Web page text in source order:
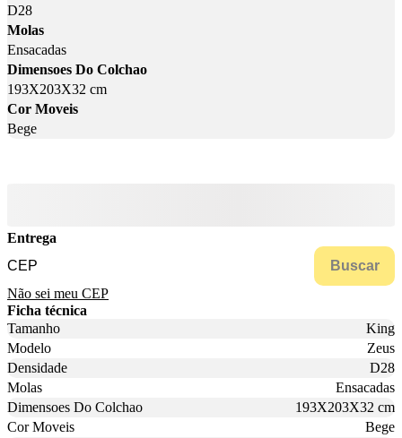
D28
Molas
Ensacadas
Dimensoes Do Colchao
193X203X32 cm
Cor Moveis
Bege
Entrega
Buscar
Não sei meu CEP
Ficha técnica
Tamanho
King
Modelo
Zeus
Densidade
D28
Molas
Ensacadas
Dimensoes Do Colchao
193X203X32 cm
Cor Moveis
Bege